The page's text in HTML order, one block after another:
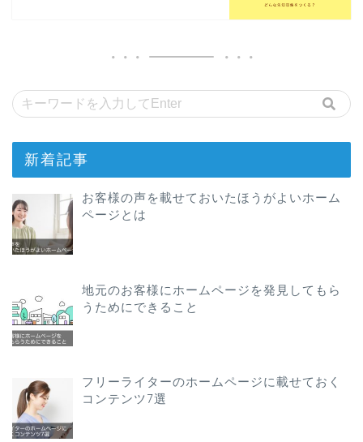
新着記事
お客様の声を載せておいたほうがよいホーム
ページとは
地元のお客様にホームページを発見してもら
うためにできること
フリーライターのホームページに載せておく
コンテンツ7選